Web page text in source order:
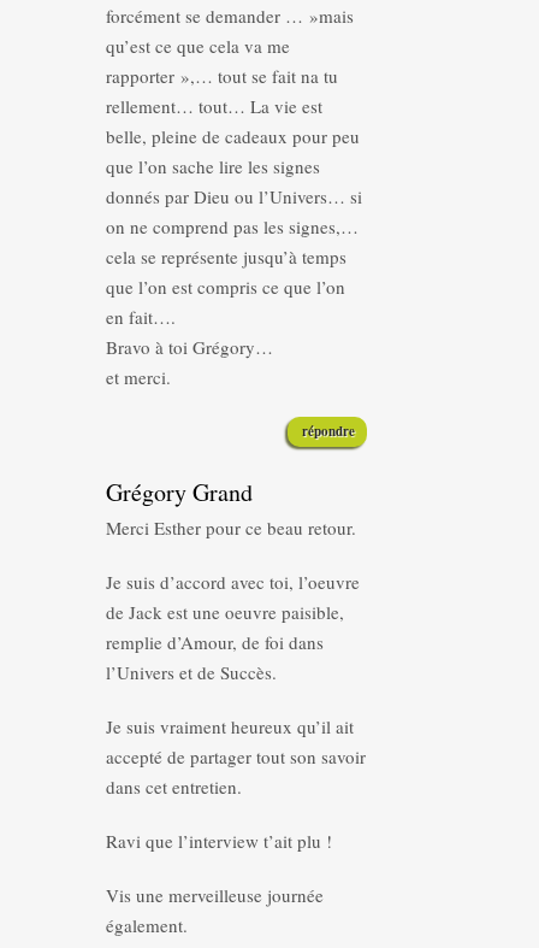
forcément se demander … »mais
qu’est ce que cela va me
rapporter »,… tout se fait na tu
rellement… tout… La vie est
belle, pleine de cadeaux pour peu
que l’on sache lire les signes
donnés par Dieu ou l’Univers… si
on ne comprend pas les signes,…
cela se représente jusqu’à temps
que l’on est compris ce que l’on
en fait….
Bravo à toi Grégory…
et merci.
répondre
Grégory Grand
Merci Esther pour ce beau retour.
Je suis d’accord avec toi, l’oeuvre
de Jack est une oeuvre paisible,
remplie d’Amour, de foi dans
l’Univers et de Succès.
Je suis vraiment heureux qu’il ait
accepté de partager tout son savoir
dans cet entretien.
Ravi que l’interview t’ait plu !
Vis une merveilleuse journée
également.